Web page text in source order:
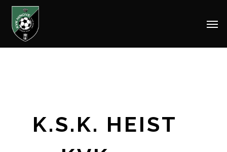
Skip
K.S.K. HEIST